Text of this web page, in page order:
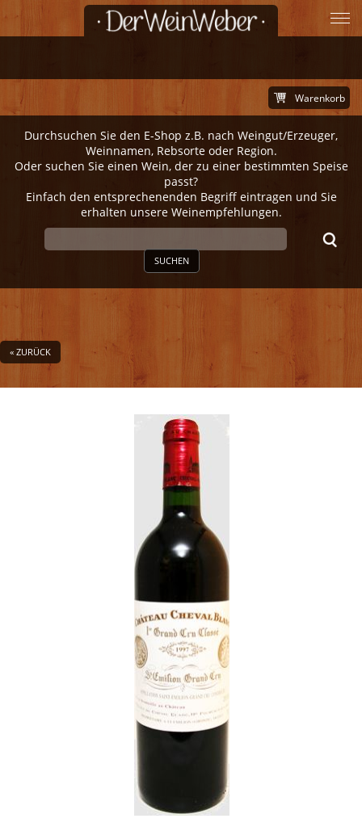
Durchsuchen Sie den E-Shop z.B. nach Weingut/Erzeuger,
Weinnamen, Rebsorte oder Region.
Oder suchen Sie einen Wein, der zu einer bestimmten Speise
passt?
Einfach den entsprechenenden Begriff eintragen und Sie
erhalten unsere Weinempfehlungen.
SUCHEN
Warenkorb
« ZURÜCK